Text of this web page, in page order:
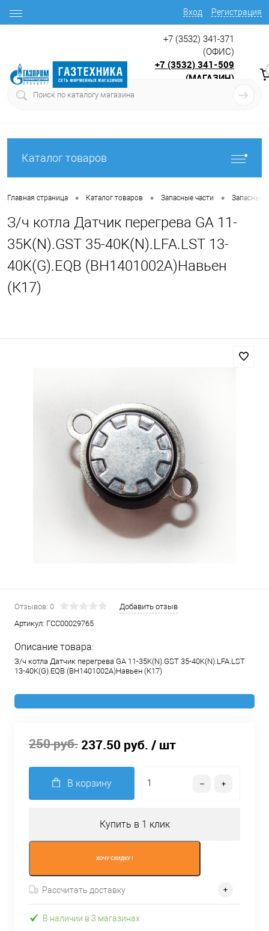
Вход Регистрация
+7 (3532) 341-371
(ОФИС)
+7 (3532) 341-509
(МАГАЗИН)
Каталог товаров
Главная страница • Каталог товаров • Запасные части • Запасные
З/ч котла Датчик перегрева GA 11-
35K(N).GST 35-40K(N).LFA.LST 13-
40K(G).EQB (ВН1401002A)Навьен
(К17)
Отзывов: 0
Добавить отзыв
Артикул: ГСС00029765
Описание товара:
З/ч котла Датчик перегрева GA 11-35K(N).GST 35-40K(N).LFA.LST
13-40K(G).EQB (ВН1401002A)Навьен (К17)
250 руб. 237.50 руб. / шт
В корзину
Купить в 1 клик
ХОЧУ СКИДКУ !
Рассчитать доставку
В наличии в 3 магазинах